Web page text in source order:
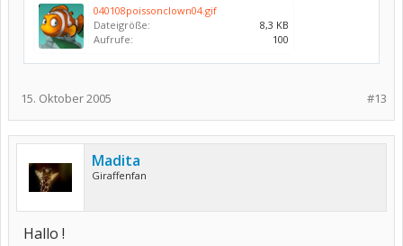
040108poissonclown04.gif
Dateigröße:
8,3 KB
Aufrufe:
100
#13
15. Oktober 2005
Madita
Giraffenfan
Hallo !